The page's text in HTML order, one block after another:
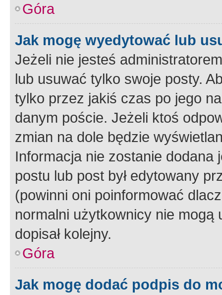
Góra
Jak mogę wyedytować lub
Jeżeli nie jesteś
lub usuwać tylko swoje posty.
tylko przez jakiś czas po jego
danym poście. Jeżeli ktoś
zmian na dole będzie
Informacja nie zostanie dodana
postu lub post był edytowany
(powinni oni poinformować
normalni użytkownicy nie
dopisał kolejny.
Góra
Jak mogę dodać podpis do